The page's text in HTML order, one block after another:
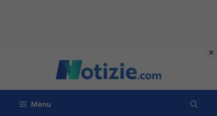
contenuto
Menu